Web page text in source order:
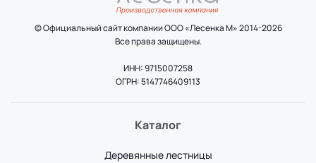
© Официальный сайт компании ООО «Лесенка М» 2014-2026
Все права защищены.
ИНН: 9715007258
ОГРН: 5147746409113
Каталог
Деревянные лестницы